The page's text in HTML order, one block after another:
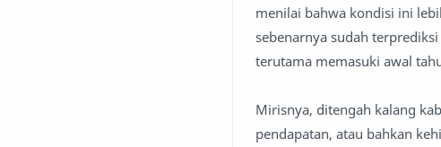
menilai bahwa kondisi ini
sebenarnya sudah
terutama memasuki awal
Mirisnya, ditengah kalang
pendapatan, atau bahkan